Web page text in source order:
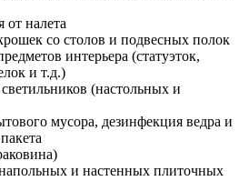
от налета
со столов и подвесных полок
интерьера (статуэток,
и т.д.)
(настольных и
мусора, дезинфекция ведра и
и настенных плиточных